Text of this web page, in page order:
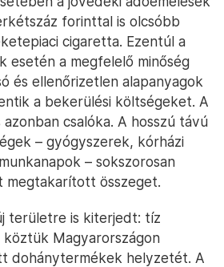
forinttal is olcsóbb
cigaretta. Ezentúl a
esetén a megfelelő minőség
és ellenőrizetlen alapanyagok
a bekerülési költségeket. A
csalóka. A hosszú távú
– gyógyszerek, kórházi
– sokszorosan
megtakarított összeget.
területre is kiterjedt: tíz
köztük Magyarországon
dohánytermékek helyzetét. A